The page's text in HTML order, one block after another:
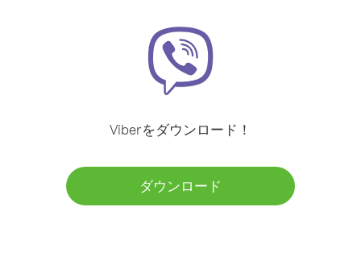
Viberをダウンロード！
ダウンロード